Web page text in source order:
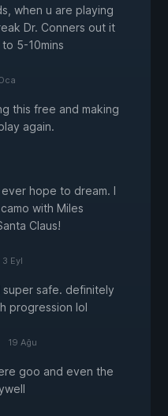
when u are playing
Dr. Conners out it
5-10mins
this free and making
again.
hope to dream. I
with Miles
Claus!
3 Eyl
super safe. definitely
progression lol
19 Ağu
goo and even the